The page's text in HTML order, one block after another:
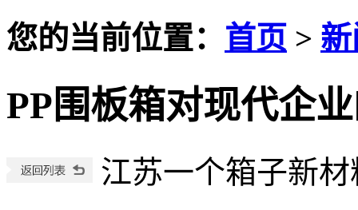
您的当前位置： 首页 >
PP围板箱对现代企
江苏一个箱子新